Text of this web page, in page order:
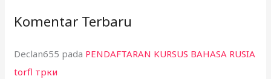
Komentar Terbaru
Declan655 pada PENDAFTARAN KURSUS BAHASA RUSIA
torfl трки